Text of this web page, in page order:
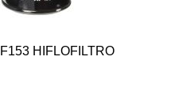
HIFLOFILTRO